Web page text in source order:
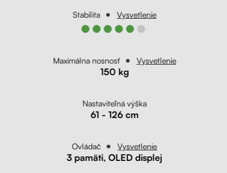
Stabilita Vysvetlenie
●●●●●●
Maximálna nosnosť Vysvetlenie
150 kg
Nastaviteľná výška
61 - 126 cm
Ovládač Vysvetlenie
3 pamäti, OLED displej